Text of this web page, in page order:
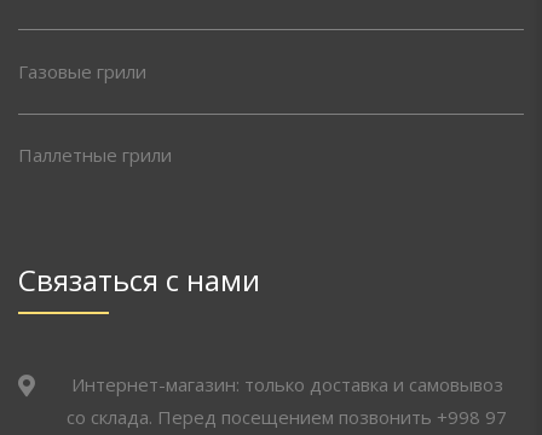
Газовые грили
Паллетные грили
Связаться с нами
Интернет-магазин: только доставка и самовывоз
со склада. Перед посещением позвонить +998 97